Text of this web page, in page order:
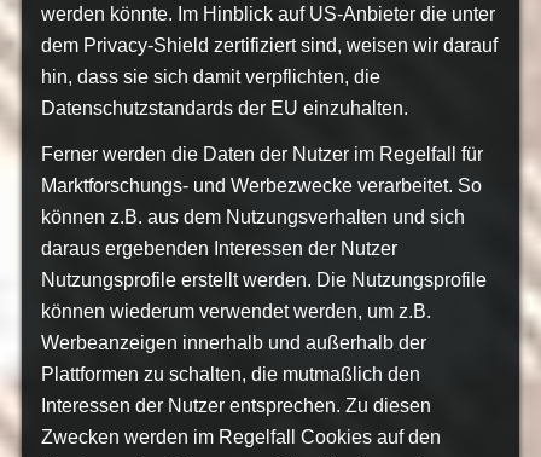
werden könnte. Im Hinblick auf US-Anbieter die unter
dem Privacy-Shield zertifiziert sind, weisen wir darauf
hin, dass sie sich damit verpflichten, die
Datenschutzstandards der EU einzuhalten.
Ferner werden die Daten der Nutzer im Regelfall für
Marktforschungs- und Werbezwecke verarbeitet. So
können z.B. aus dem Nutzungsverhalten und sich
daraus ergebenden Interessen der Nutzer
Nutzungsprofile erstellt werden. Die Nutzungsprofile
können wiederum verwendet werden, um z.B.
Werbeanzeigen innerhalb und außerhalb der
Plattformen zu schalten, die mutmaßlich den
Interessen der Nutzer entsprechen. Zu diesen
Zwecken werden im Regelfall Cookies auf den